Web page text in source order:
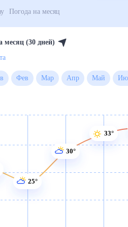
Погода на месяц
на месяц (30 дней)
Янв Фев Мар Апр Май
25°
30°
33°